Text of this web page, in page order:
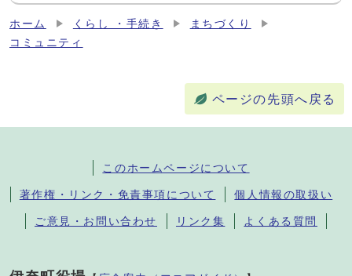
ホーム くらし ・手続き
まちづくり
コミュニティ
ページの先頭へ戻る
このホームページについて
著作権・リンク・免責事項について 個人情報の取扱い
ご意見・お問い合わせ リンク集 よくある質問